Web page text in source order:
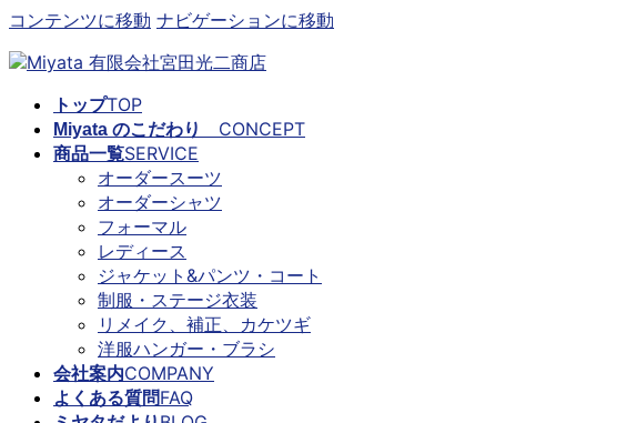
コンテンツに移動 ナビゲーションに移動
トップTOP
Miyata のこだわり CONCEPT
商品一覧SERVICE
オーダースーツ
オーダーシャツ
フォーマル
レディース
ジャケット&パンツ・コート
制服・ステージ衣装
リメイク、補正、カケツギ
洋服ハンガー・ブラシ
会社案内COMPANY
よくある質問FAQ